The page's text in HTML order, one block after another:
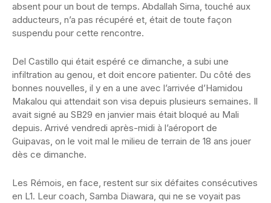
absent pour un bout de temps. Abdallah Sima, touché aux
adducteurs, n’a pas récupéré et, était de toute façon
suspendu pour cette rencontre.
Del Castillo qui était espéré ce dimanche, a subi une
infiltration au genou, et doit encore patienter. Du côté des
bonnes nouvelles, il y en a une avec l’arrivée d’Hamidou
Makalou qui attendait son visa depuis plusieurs semaines. Il
avait signé au SB29 en janvier mais était bloqué au Mali
depuis. Arrivé vendredi après-midi à l’aéroport de
Guipavas, on le voit mal le milieu de terrain de 18 ans jouer
dès ce dimanche.
Les Rémois, en face, restent sur six défaites consécutives
en L1. Leur coach, Samba Diawara, qui ne se voyait pas